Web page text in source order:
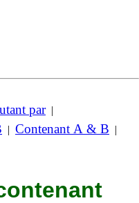
par|
| Contenant A & B |